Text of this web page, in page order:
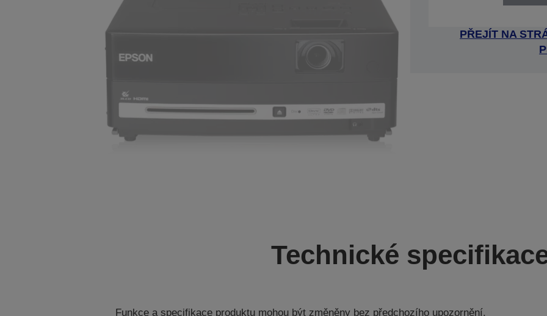
PŘEJÍT NA
Technické
Funkce a specifikace produktu mohou být změněny bez předchozího upozornění.